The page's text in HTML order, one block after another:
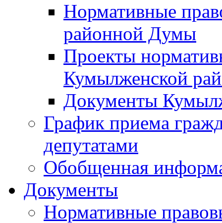
Нормативные
районной Думы
Проекты
Кумылженской
Документы
График приема
депутатами
Обобщенная
Документы
Нормативные